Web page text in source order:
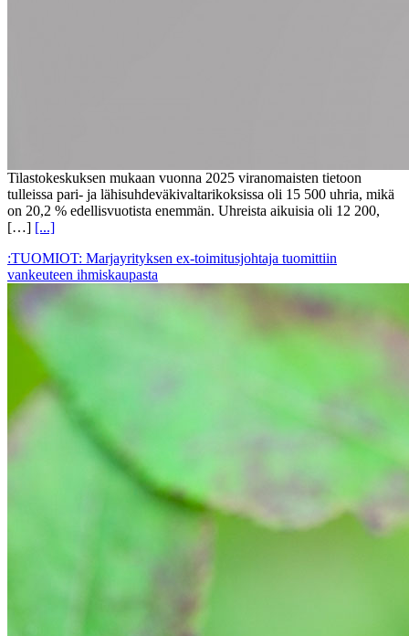
Tilastokeskuksen mukaan vuonna 2025 viranomaisten tietoon
tulleissa pari- ja lähisuhdeväkivaltarikoksissa oli 15 500 uhria, mikä
on 20,2 % edellisvuotista enemmän. Uhreista aikuisia oli 12 200,
[…] [...]
:TUOMIOT: Marjayrityksen ex-toimitusjohtaja tuomittiin
vankeuteen ihmiskaupasta